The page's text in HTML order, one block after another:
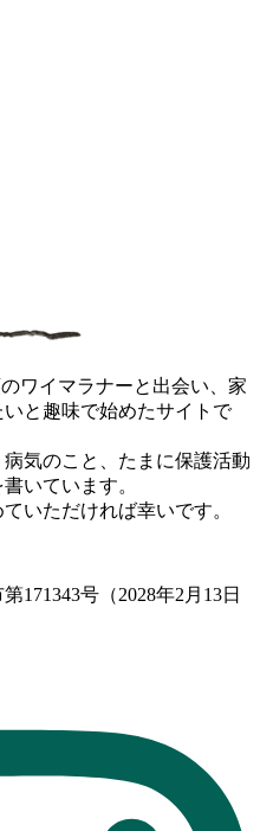
ワイマラナーと出会い、家
と趣味で始めたサイトで
気のこと、たまに保護活動
いています。
いただければ幸いです。
171343号（2028年2月13日